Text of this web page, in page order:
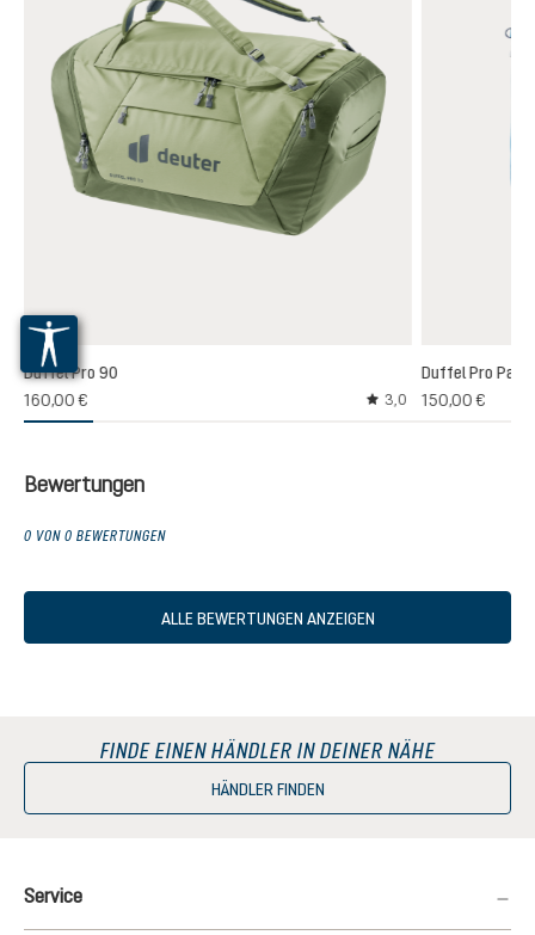
Duffel Pro 90
160,00 €
Durchschnittliche
3,0
Duffel Pro Pack
150,00 €
Bewertungen
0 VON 0 BEWERTUNGEN
ALLE BEWERTUNGEN ANZEIGEN
FINDE EINEN HÄNDLER IN DEINER NÄHE
HÄNDLER FINDEN
Service